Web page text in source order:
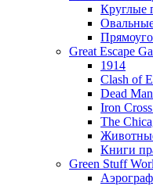
Круглые
Great Escape
1914
Clash of
Dead
Iron
The
Книги
Green Stuff